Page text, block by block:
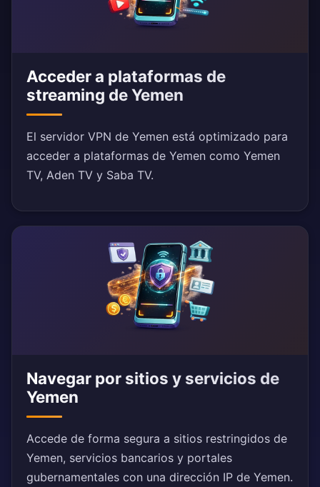
Acceder a plataformas de
streaming de Yemen
El servidor VPN de Yemen está optimizado para
acceder a plataformas de Yemen como Yemen
TV, Aden TV y Saba TV.
Navegar por sitios y servicios de
Yemen
Accede de forma segura a sitios restringidos de
Yemen, servicios bancarios y portales
gubernamentales con una dirección IP de Yemen.